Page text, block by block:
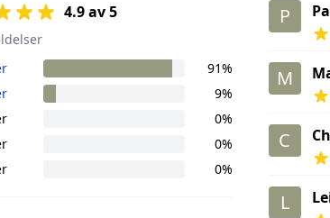
4.9 av 5
91%
9%
0%
0%
0%
P
M
C
L